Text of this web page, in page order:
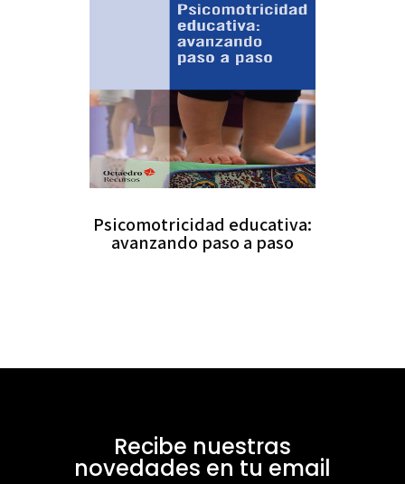
Psicomotricidad educativa:
avanzando paso a paso
Recibe nuestras
novedades en tu email